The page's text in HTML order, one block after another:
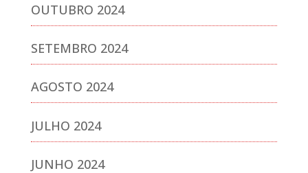
OUTUBRO 2024
SETEMBRO 2024
AGOSTO 2024
JULHO 2024
JUNHO 2024